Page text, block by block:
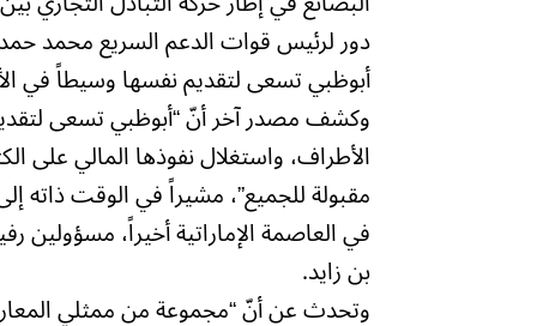
دور لرئيس قوات الدعم السريع محمد
أبوظبي تسعى لتقديم نفسها وسيطاً في
وكشف مصدر آخر أنّ “أبوظبي تسعى
الأطراف، واستغلال نفوذها المالي
مقبولة للجميع”، مشيراً في الوقت ذاته
في العاصمة الإماراتية أخيراً،
بن زايد.
وتحدث عن أنّ “مجموعة من ممثلي